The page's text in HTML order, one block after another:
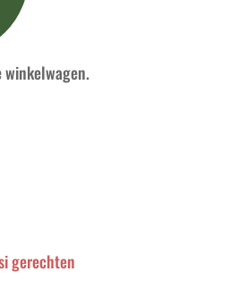
winkelwagen.
gerechten